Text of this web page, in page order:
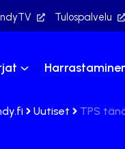
Tulospalvelu
Uutiset TPS